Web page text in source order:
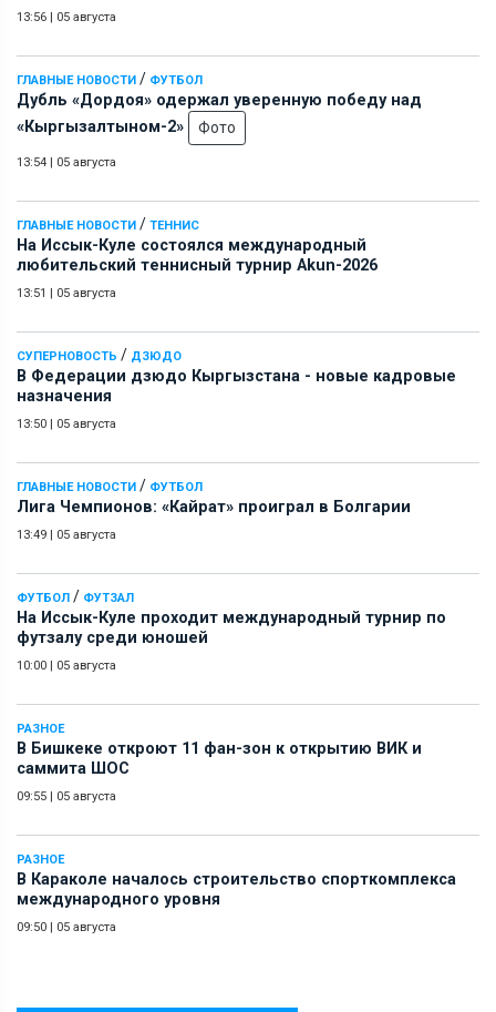
13:56 | 05 августа
ГЛАВНЫЕ НОВОСТИ / ФУТБОЛ
Дубль «Дордоя» одержал уверенную победу над
«Кыргызалтыном-2»
Фото
13:54 | 05 августа
ГЛАВНЫЕ НОВОСТИ / ТЕННИС
На Иссык-Куле состоялся международный
любительский теннисный турнир Akun-2026
13:51 | 05 августа
СУПЕРНОВОСТЬ / ДЗЮДО
В Федерации дзюдо Кыргызстана - новые кадровые
назначения
13:50 | 05 августа
ГЛАВНЫЕ НОВОСТИ / ФУТБОЛ
Лига Чемпионов: «Кайрат» проиграл в Болгарии
13:49 | 05 августа
ФУТБОЛ / ФУТЗАЛ
На Иссык-Куле проходит международный турнир по
футзалу среди юношей
10:00 | 05 августа
РАЗНОЕ
В Бишкеке откроют 11 фан-зон к открытию ВИК и
саммита ШОС
09:55 | 05 августа
РАЗНОЕ
В Караколе началось строительство спорткомплекса
международного уровня
09:50 | 05 августа